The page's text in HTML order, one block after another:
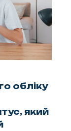
обліку
який